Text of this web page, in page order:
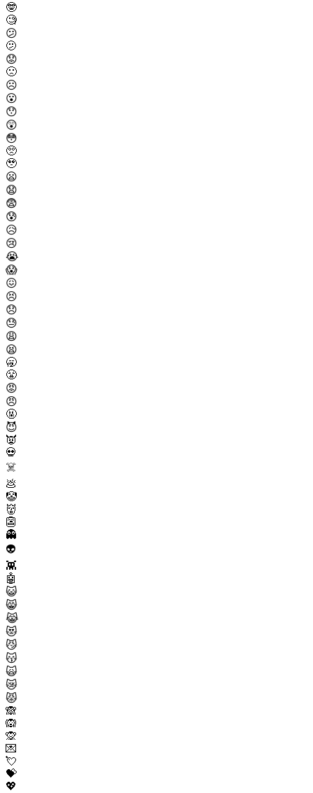
🤓
🧐
😕
🫤
😟
🙁
☹️
😮
😯
😲
😳
🥺
🥹
😦
😧
😨
😰
😥
😢
😭
😱
😖
😣
😞
😓
😩
😫
🥱
😤
😡
😠
🤬
😈
👿
💀
☠️
💩
🤡
👹
👺
👻
👽
👾
🤖
😺
😸
😹
😻
😼
😽
🙀
😿
😾
🙈
🙉
🙊
💌
💘
💝
💖